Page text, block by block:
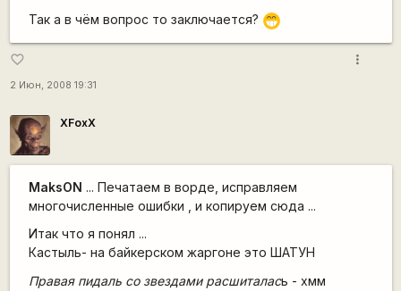
Так а в чём вопрос то заключается? ;D
favorite_border
2 Июн, 2008 19:31
more_vert
XFoxX
MaksON ... Печатаем в ворде, исправляем
многочисленные ошибки , и копируем сюда ...
Итак что я понял ...
Кастыль- на байкерском жаргоне это ШАТУН
Правая пидаль со звездами расшиталась - хмм